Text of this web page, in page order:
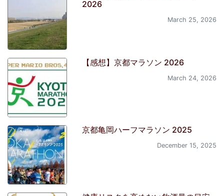
2026
March 25, 2026
【感想】京都マラソン 2026
March 24, 2026
京都亀岡ハーフマラソン 2025
December 15, 2025